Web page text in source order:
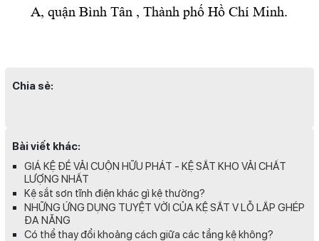
A, quận Bình Tân , Thành phố Hồ Chí Minh.
Chia sẻ:
Bài viết khác:
GIÁ KỆ ĐỂ VẢI CUỘN HỮU PHÁT - KỆ SẮT KHO VẢI CHẤT
LƯỢNG NHẤT
Kệ sắt sơn tĩnh điện khác gì kệ thường?
NHỮNG ỨNG DỤNG TUYỆT VỜI CỦA KỆ SẮT V LỖ LẮP GHÉP
ĐA NĂNG
Có thể thay đổi khoảng cách giữa các tầng kệ không?